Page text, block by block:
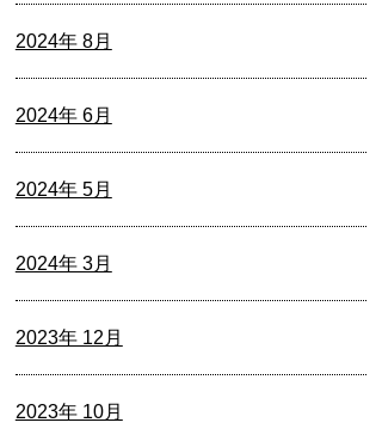
2024年 8月
2024年 6月
2024年 5月
2024年 3月
2023年 12月
2023年 10月